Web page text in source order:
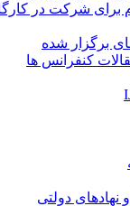
شرکت در کارگاه
برگزار شده
کنفرانس ها
دولتی